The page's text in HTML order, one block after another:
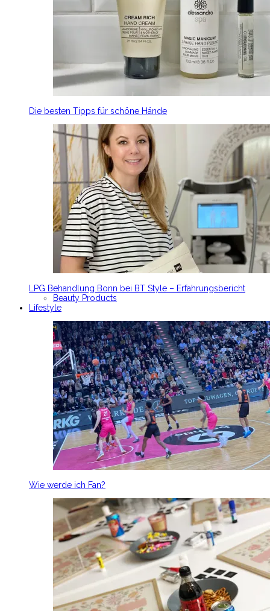
Die besten Tipps für schöne Hände
LPG Behandlung Bonn bei BT Style – Erfahrungsbericht
Beauty Products
Lifestyle
Wie werde ich Fan?